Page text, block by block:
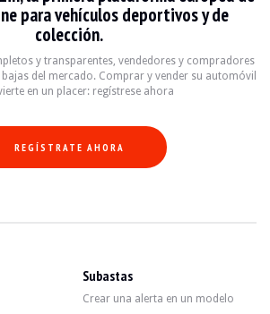
Moteur Puissance
e31 — Vendido
para vehículos deportivos y de
colección.
y transparentes, vendedores y compradores
del mercado. Comprar y vender su automóvil
en un placer: regístrese ahora
REGÍSTRATE AHORA
Subastas
Crear una alerta en un modelo